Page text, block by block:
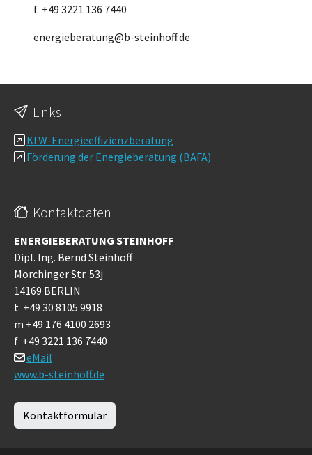
f +49 3221 136 7440
energieberatung@b-steinhoff.de
Links
KfW-Energieeffizienzberatung
Förderung der Energieberatung (BAFA)
Kontaktdaten
ENERGIEBERATUNG STEINHOFF
Dipl. Ing. Bernd Steinhoff
Mörchinger Str. 53j
14169 BERLIN
t +49 30 8105 9918
m +49 176 4100 2693
f +49 3221 136 7440
eMail
www.b-steinhoff.de
Kontaktformular